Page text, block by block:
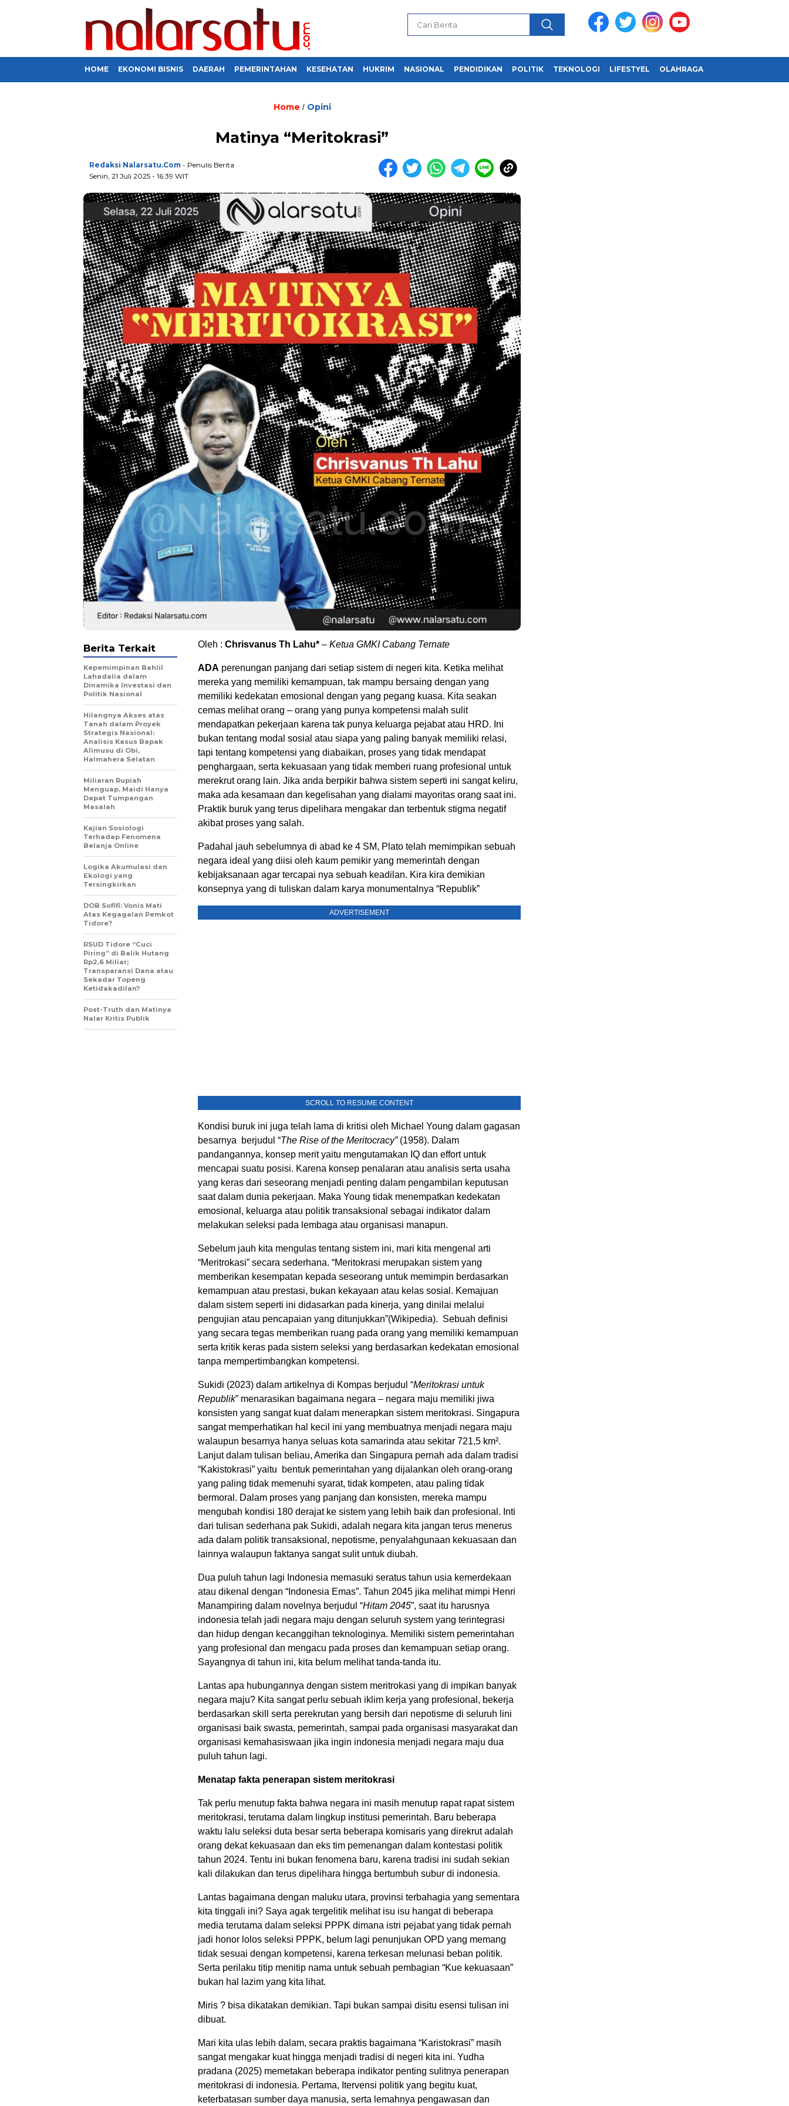
HOME EKONOMI BISNIS DAERAH PEMERINTAHAN KESEHATAN HUKRIM NASIONAL PENDIDIKAN POLITIK TEKNOLOGI LIFESTYEL OLAHRAGA
Home / Opini
Matinya “Meritokrasi”
Redaksi Nalarsatu.com - Penulis Berita
Senin, 21 Juli 2025 - 16:39 WIT
Oleh : Chrisvanus Th Lahu* – Ketua GMKI Cabang Ternate
ADA perenungan panjang dari setiap sistem di negeri kita. Ketika melihat
mereka yang memiliki kemampuan, tak mampu bersaing dengan yang
memiliki kedekatan emosional dengan yang pegang kuasa. Kita seakan
cemas melihat orang – orang yang punya kompetensi malah sulit
mendapatkan pekerjaan karena tak punya keluarga pejabat atau HRD. Ini
bukan tentang modal sosial atau siapa yang paling banyak memiliki relasi,
tapi tentang kompetensi yang diabaikan, proses yang tidak mendapat
penghargaan, serta kekuasaan yang tidak memberi ruang profesional untuk
merekrut orang lain. Jika anda berpikir bahwa sistem seperti ini sangat keliru,
maka ada kesamaan dan kegelisahan yang dialami mayoritas orang saat ini.
Praktik buruk yang terus dipelihara mengakar dan terbentuk stigma negatif
akibat proses yang salah.
Padahal jauh sebelumnya di abad ke 4 SM, Plato telah memimpikan sebuah
negara ideal yang diisi oleh kaum pemikir yang memerintah dengan
kebijaksanaan agar tercapai nya sebuah keadilan. Kira kira demikian
konsepnya yang di tuliskan dalam karya monumentalnya “Republik”
ADVERTISEMENT
SCROLL TO RESUME CONTENT
Kondisi buruk ini juga telah lama di kritisi oleh Michael Young dalam gagasan
besarnya berjudul “The Rise of the Meritocracy”(1958). Dalam
pandangannya, konsep merit yaitu mengutamakan IQ dan effort untuk
mencapai suatu posisi. Karena konsep penalaran atau analisis serta usaha
yang keras dari seseorang menjadi penting dalam pengambilan keputusan
saat dalam dunia pekerjaan. Maka Young tidak menempatkan kedekatan
emosional, keluarga atau politik transaksional sebagai indikator dalam
melakukan seleksi pada lembaga atau organisasi manapun.
Sebelum jauh kita mengulas tentang sistem ini, mari kita mengenal arti
“Meritrokasi” secara sederhana. “Meritokrasi merupakan sistem yang
memberikan kesempatan kepada seseorang untuk memimpin berdasarkan
kemampuan atau prestasi, bukan kekayaan atau kelas sosial. Kemajuan
dalam sistem seperti ini didasarkan pada kinerja, yang dinilai melalui
pengujian atau pencapaian yang ditunjukkan”(Wikipedia). Sebuah definisi
yang secara tegas memberikan ruang pada orang yang memiliki kemampuan
serta kritik keras pada sistem seleksi yang berdasarkan kedekatan emosional
tanpa mempertimbangkan kompetensi.
Sukidi (2023) dalam artikelnya di Kompas berjudul “Meritokrasi untuk
Republik” menarasikan bagaimana negara – negara maju memiliki jiwa
konsisten yang sangat kuat dalam menerapkan sistem meritokrasi. Singapura
sangat memperhatikan hal kecil ini yang membuatnya menjadi negara maju
walaupun besarnya hanya seluas kota samarinda atau sekitar 721,5 km².
Lanjut dalam tulisan beliau, Amerika dan Singapura pernah ada dalam tradisi
“Kakistokrasi” yaitu bentuk pemerintahan yang dijalankan oleh orang-orang
yang paling tidak memenuhi syarat, tidak kompeten, atau paling tidak
bermoral. Dalam proses yang panjang dan konsisten, mereka mampu
mengubah kondisi 180 derajat ke sistem yang lebih baik dan profesional. Inti
dari tulisan sederhana pak Sukidi, adalah negara kita jangan terus menerus
ada dalam politik transaksional, nepotisme, penyalahgunaan kekuasaan dan
lainnya walaupun faktanya sangat sulit untuk diubah.
Dua puluh tahun lagi Indonesia memasuki seratus tahun usia kemerdekaan
atau dikenal dengan “Indonesia Emas”. Tahun 2045 jika melihat mimpi Henri
Manampiring dalam novelnya berjudul “Hitam 2045”, saat itu harusnya
indonesia telah jadi negara maju dengan seluruh system yang terintegrasi
dan hidup dengan kecanggihan teknologinya. Memiliki sistem pemerintahan
yang profesional dan mengacu pada proses dan kemampuan setiap orang.
Sayangnya di tahun ini, kita belum melihat tanda-tanda itu.
Lantas apa hubungannya dengan sistem meritrokasi yang di impikan banyak
negara maju? Kita sangat perlu sebuah iklim kerja yang profesional, bekerja
berdasarkan skill serta perekrutan yang bersih dari nepotisme di seluruh lini
organisasi baik swasta, pemerintah, sampai pada organisasi masyarakat dan
organisasi kemahasiswaan jika ingin indonesia menjadi negara maju dua
puluh tahun lagi.
Menatap fakta penerapan sistem meritokrasi
Tak perlu menutup fakta bahwa negara ini masih menutup rapat rapat sistem
meritokrasi, terutama dalam lingkup institusi pemerintah. Baru beberapa
waktu lalu seleksi duta besar serta beberapa komisaris yang direkrut adalah
orang dekat kekuasaan dan eks tim pemenangan dalam kontestasi politik
tahun 2024. Tentu ini bukan fenomena baru, karena tradisi ini sudah sekian
kali dilakukan dan terus dipelihara hingga bertumbuh subur di indonesia.
Lantas bagaimana dengan maluku utara, provinsi terbahagia yang sementara
kita tinggali ini? Saya agak tergelitik melihat isu isu hangat di beberapa
media terutama dalam seleksi PPPK dimana istri pejabat yang tidak pernah
jadi honor lolos seleksi PPPK, belum lagi penunjukan OPD yang memang
tidak sesuai dengan kompetensi, karena terkesan melunasi beban politik.
Serta perilaku titip menitip nama untuk sebuah pembagian “Kue kekuasaan”
bukan hal lazim yang kita lihat.
Miris ? bisa dikatakan demikian. Tapi bukan sampai disitu esensi tulisan ini
dibuat.
Mari kita ulas lebih dalam, secara praktis bagaimana “Karistokrasi” masih
sangat mengakar kuat hingga menjadi tradisi di negeri kita ini. Yudha
pradana (2025) memetakan beberapa indikator penting sulitnya penerapan
meritokrasi di indonesia. Pertama, Itervensi politik yang begitu kuat,
keterbatasan sumber daya manusia, serta lemahnya pengawasan dan
Berita Terkait
Kepemimpinan Bahlil
Lahadalia dalam
Dinamika Investasi dan
Politik Nasional
Hilangnya Akses atas
Tanah dalam Proyek
Strategis Nasional:
Analisis Kasus Bapak
Alimusu di Obi,
Halmahera Selatan
Miliaran Rupiah
Menguap, Maidi Hanya
Dapat Tumpangan
Masalah
Kajian Sosiologi
Terhadap Fenomena
Belanja Online
Logika Akumulasi dan
Ekologi yang
Tersingkirkan
DOB Sofifi: Vonis Mati
Atas Kegagalan Pemkot
Tidore?
RSUD Tidore “Cuci
Piring” di Balik Hutang
Rp2,6 Miliar;
Transparansi Dana atau
Sekadar Topeng
Ketidakadilan?
Post-Truth dan Matinya
Nalar Kritis Publik